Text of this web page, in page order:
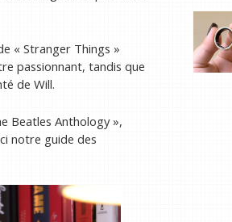
« Stranger Things »
passionnant, tandis que
de Will.
Beatles Anthology »,
notre guide des